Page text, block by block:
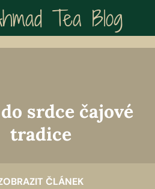
Tea Blog
srdce čajové
tradice
ČLÁNEK